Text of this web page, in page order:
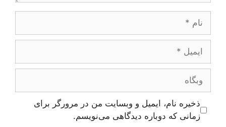
ایمیل
وبگاه
ذخیره نام، ایمیل و وبسایت من در مرورگر برای
زمانی که دوباره دیدگاهی می‌نویسم.